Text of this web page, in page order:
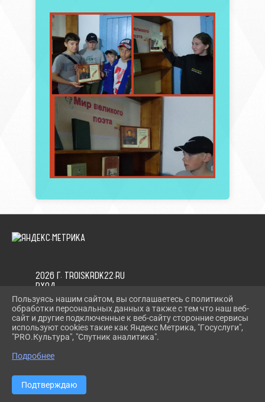
2026 Г. TROISKRDK22.RU
ВХОД
КАРТА САЙТА
ПОЛИТИКА ОБРАБОТКИ ПЕРСОНАЛЬНЫХ ДАННЫХ
СДЕЛАНО НА KUBCMS
РАЗРАБОТКА И ПОДДЕРЖКА
Пользуясь нашим сайтом, вы соглашаетесь с политикой
обработки персональных данных а также с тем что наш веб-
сайт и другие подключенные к веб-сайту сторонние сервисы
используют cookies такие как Яндекс Метрика, "Госуслуги",
"PRO.Культура", "Спутник аналитика".
Подробнее
Подтверждаю